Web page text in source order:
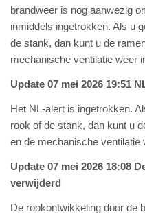
brandweer is nog aanwezig
inmiddels ingetrokken. Als u
de stank, dan kunt u de
mechanische ventilatie weer
Update 07 mei 2026 19:51
Het NL-alert is ingetrokken.
rook of de stank, dan kunt u
en de mechanische ventilatie
Update 07 mei 2026 18:08
verwijderd
De rookontwikkeling door de